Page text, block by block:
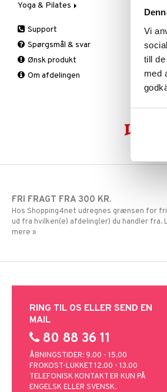
Vi
till
med
har
529
Støtte & Beskyttelse
Håndled
Knæ
Læg
Vrist
Styrke
Yoga & Pilates
Tilbehør
Support
Spørgsmål & svar
Ønsk produkt
Om afdelingen
FRI FRAGT FRA 300 KR.
Hos Shopping4net udregnes grænsen for
ud fra hvilken(e) afdeling(er) du handler fra.
mere »
RING TIL OS ELLER SEND EN
MAIL
80 88 36 11
ÅBNINGSTIDER: 9.00 - 15.00
FROKOST-LUKKET 12.00 - 13.00
TELEFONISK KONTAKT ER KUN PÅ
ENGELSK ELLER SVENSK.